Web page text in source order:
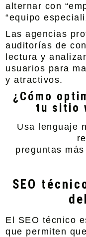
alternar con
“equipo
Las agencias
auditorías de
lectura y
usuarios para
y atractivos.
¿Cómo
tu sitio
Usa lenguaje
preguntas
SEO
El SEO técnico
que permiten